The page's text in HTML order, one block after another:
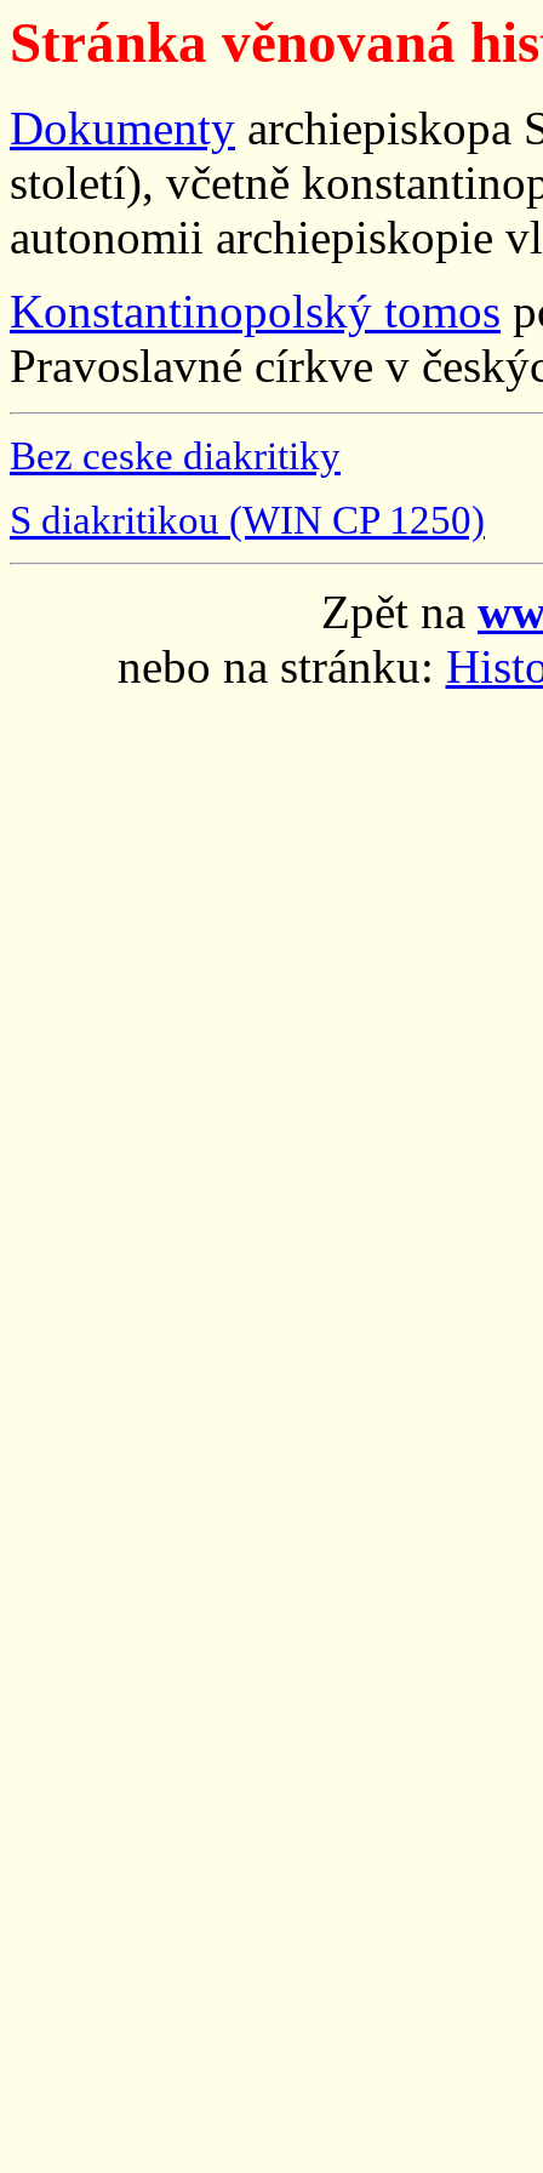
Stránka věnovaná
Dokumenty archiepiskopa
století), včetně
autonomii archiepiskopie
Konstantinopolský tomos
Pravoslavné církve v
Bez ceske diakritiky
S diakritikou (WIN CP 1250)
Zpět na
nebo na stránku: